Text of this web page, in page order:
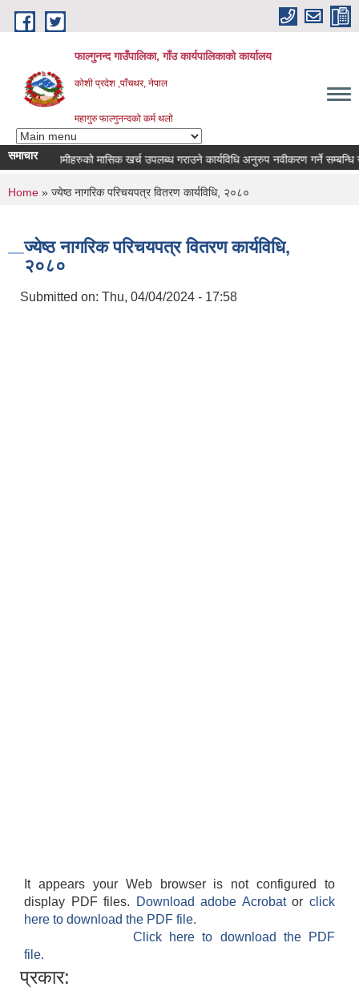
Skip to main content
फाल्गुनन्द गाउँपालिका, गाँउ कार्यपालिकाको कार्यालय
कोशी प्रदेश ,पाँचथर, नेपाल
महागुरु फाल्गुनन्दको कर्म थलो
समाचार
रोगका विरामीहरुको मासिक खर्च उपलब्ध गराउने कार्यविधि अनुरुप नवीकरण गर्ने सम्बन्धि
You are here
Home » ज्येष्ठ नागरिक परिचयपत्र वितरण कार्यविधि, २०८०
ज्येष्ठ नागरिक परिचयपत्र वितरण कार्यविधि,
२०८०
Submitted on: Thu, 04/04/2024 - 17:58
It appears your Web browser is not configured to
display PDF files.
Download adobe Acrobatorclick
here to download the PDF file.
Click here to download the PDF
file.
प्रकार: